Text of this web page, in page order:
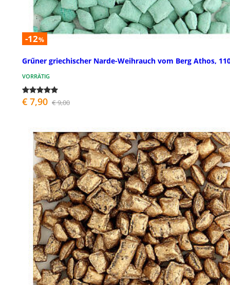
-12%
Grűner griechischer Narde-Weihrauch vom Berg Athos,
VORRÄTIG
€ 7,90 € 9,00